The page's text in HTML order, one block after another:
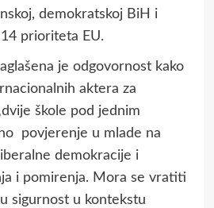
demokratskoj BiH i
prioriteta EU.
je odgovornost kako
aktera za
škole pod jednim
povjerenje u mlade na
demokracije i
i pomirenja. Mora se vratiti
sigurnost u kontekstu